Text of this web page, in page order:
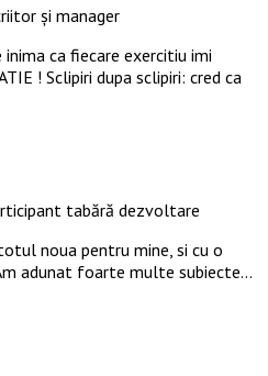
și manager
ca fiecare exercitiu imi
! Sclipiri dupa sclipiri: cred ca
tabără dezvoltare
noua pentru mine, si cu o
adunat foarte multe subiecte…